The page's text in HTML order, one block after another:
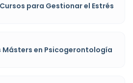
para Gestionar el Estrés
Másters en Psicogerontología